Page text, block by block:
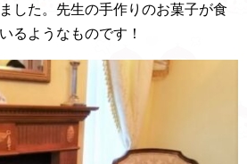
した。先生の手作りのお菓子が食
るようなものです！